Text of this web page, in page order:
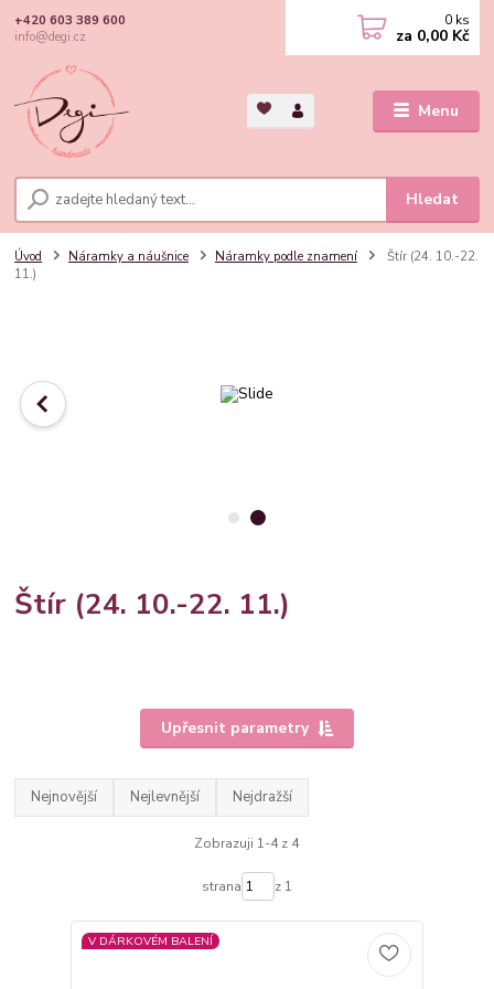
Menu
Hledat
+420 603 389 600
info@degi.cz
0 ks
za 0,00 Kč
Úvod Náramky a náušnice Náramky podle znamení
Štír (24. 10.-22.
11.)
Štír (24. 10.-22. 11.)
Upřesnit parametry
Nejnovější Nejlevnější Nejdražší
Zobrazuji 1-4 z 4
strana z 1
V DÁRKOVÉM BALENÍ